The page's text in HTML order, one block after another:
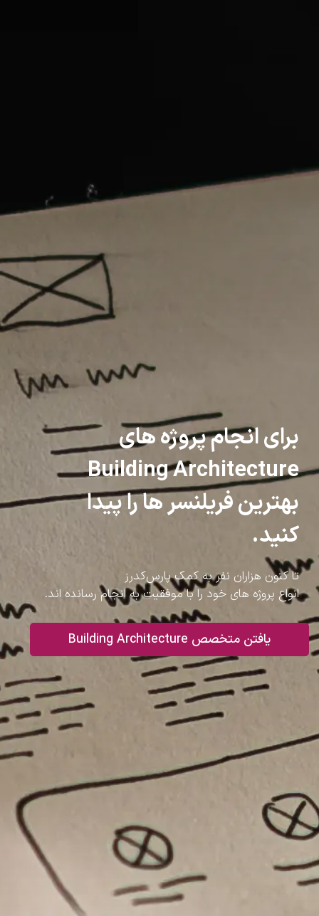
برای انجام پروژه های
Building Architecture
بهترین فریلنسر ها را پیدا
کنید.
تا کنون هزاران نفر به کمک پارس‌کدرز
انواع پروژه های خود را با موفقیت به انجام رسانده اند.
یافتن متخصص Building Architecture